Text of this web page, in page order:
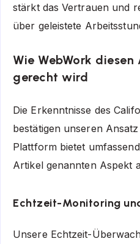
stärkt das Vertrauen und
über geleistete
Wie WebWork
gerecht wird
Die Erkenntnisse des
bestätigen unseren
Plattform bietet
Artikel genannten Aspekt
Echtzeit-Monitoring
Unsere Echtzeit-